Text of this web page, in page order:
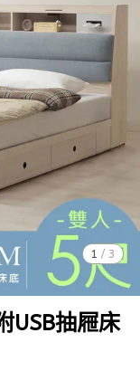
1 / 3
USB抽屜床